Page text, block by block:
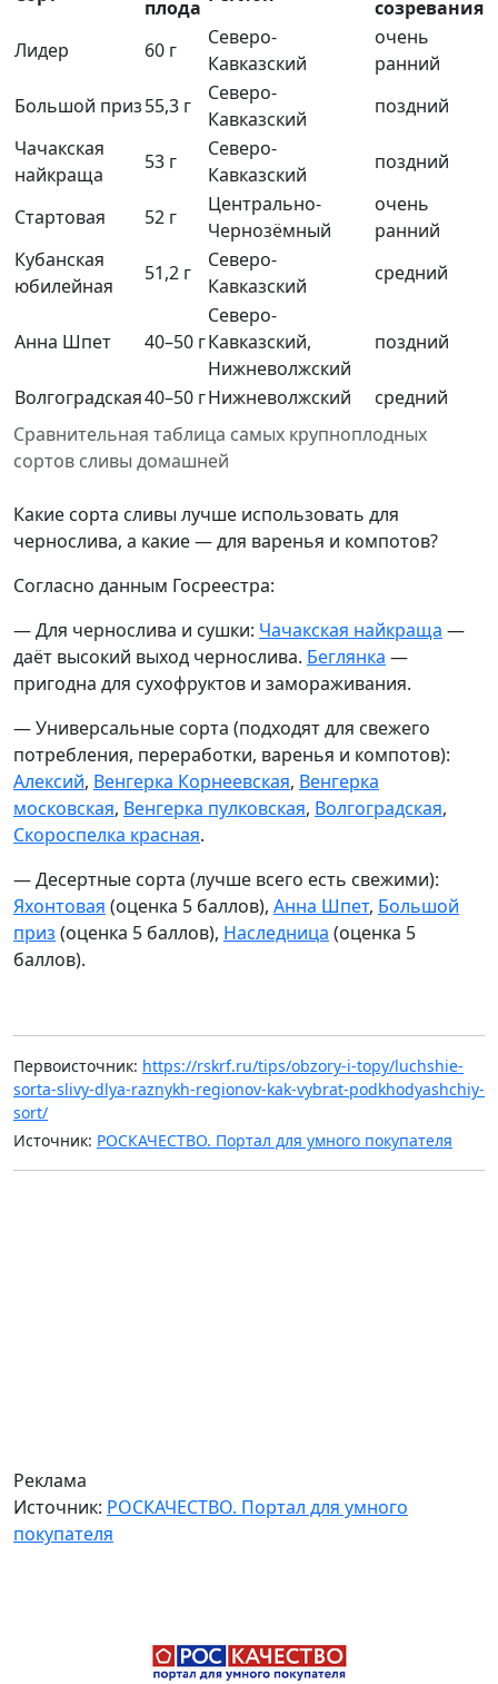
Сравнительная таблица самых крупноплодных
сортов сливы домашней
плода
созревания
Лидер
60 г
Северо-
Кавказский
очень
ранний
Большой приз55,3 г
Северо-
Кавказский
поздний
Чачакская
найкраща
53 г
Северо-
Кавказский
поздний
Стартовая 52 г
Центрально-
Чернозёмный
очень
ранний
Кубанская
юбилейная
51,2 г
Северо-
Кавказский
средний
Анна Шпет 40–50 г
Северо-
Кавказский,
Нижневолжский
поздний
Волгоградская40–50 гНижневолжский средний
Какие сорта сливы лучше использовать для
чернослива, а какие — для варенья и компотов?
Согласно данным Госреестра:
— Для чернослива и сушки: Чачакская найкраща —
даёт высокий выход чернослива. Беглянка —
пригодна для сухофруктов и замораживания.
— Универсальные сорта (подходят для свежего
потребления, переработки, варенья и компотов):
Алексий, Венгерка Корнеевская, Венгерка
московская, Венгерка пулковская, Волгоградская,
Скороспелка красная.
— Десертные сорта (лучше всего есть свежими):
Яхонтовая (оценка 5 баллов), Анна Шпет, Большой
приз (оценка 5 баллов), Наследница (оценка 5
баллов).
Первоисточник: https://rskrf.ru/tips/obzory-i-topy/luchshie-
sorta-slivy-dlya-raznykh-regionov-kak-vybrat-podkhodyashchiy-
sort/
Источник: РОСКАЧЕСТВО. Портал для умного покупателя
Реклама
Источник: РОСКАЧЕСТВО. Портал для умного
покупателя